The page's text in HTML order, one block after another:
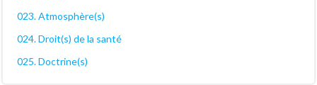
023. Atmosphère(s)
024. Droit(s) de la santé
025. Doctrine(s)